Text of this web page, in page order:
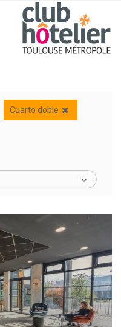
Cuarto doble